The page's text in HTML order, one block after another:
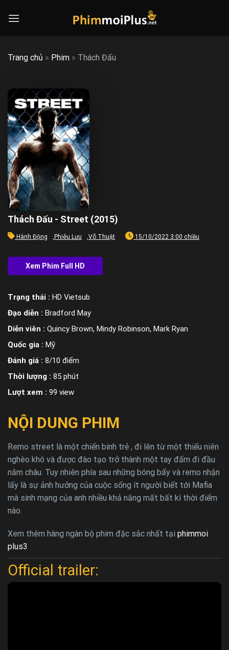
Trang chủ » Phim » Thách Đấu
Thách Đấu - Street (2015)
Hành Động , Phiêu Lưu ,Võ Thuật 15/10/2022 3:00 chiều
Trạng thái : HD Vietsub
Đạo diễn : Bradford May
Diễn viên : Quincy Brown, Mindy Robinson, Mark Ryan
Quốc gia : Mỹ
Đánh giá : 8/10 điểm
Thời lượng : 85 phút
Lượt xem : 99 view
NỘI DUNG PHIM
Remo street là một chiến binh trẻ , đi lên từ một thiếu niên
nghèo khó và được đào tạo trở thành một tay đấm đi đầu
năm châu. Tuy nhiên phía sau những bóng bẩy và remo nhận
lấy là sự ảnh hưởng của cuộc sống ít người biết tới Mafia
mà sinh mạng của anh nhiều khả năng mất bất kì thời điểm
nào.
Xem thêm hàng ngàn bộ phim đặc sắc nhất tại phimmoi
plus3
Official trailer: